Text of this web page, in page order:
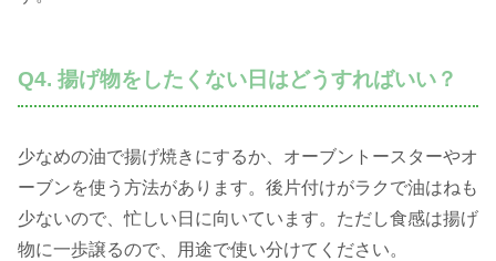
Q4. 揚げ物をしたくない日はどうすればいい？
少なめの油で揚げ焼きにするか、オーブントースターやオ
ーブンを使う方法があります。後片付けがラクで油はねも
少ないので、忙しい日に向いています。ただし食感は揚げ
物に一歩譲るので、用途で使い分けてください。